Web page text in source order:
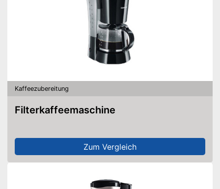
Kaffeezubereitung
Filterkaffeemaschine
Zum Vergleich